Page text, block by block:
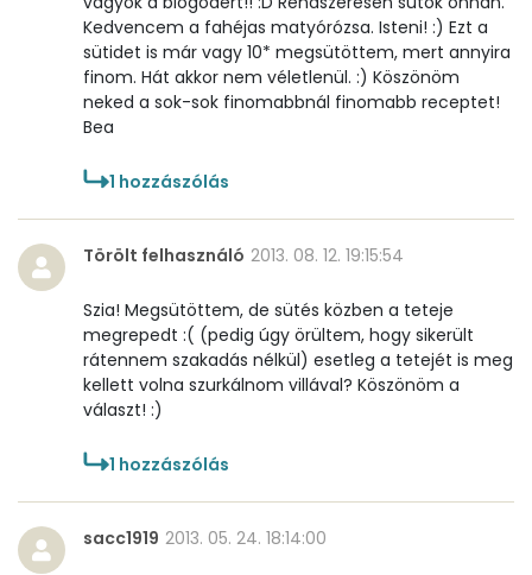
Kedvencem a fahéjas matyórózsa. Isteni! :) Ezt a
sütidet is már vagy 10* megsütöttem, mert annyira
finom. Hát akkor nem véletlenül. :) Köszönöm
neked a sok-sok finomabbnál finomabb receptet!
Bea
1 hozzászólás
Törölt felhasználó 2013. 08. 12. 19:15:54
Szia! Megsütöttem, de sütés közben a teteje
megrepedt :( (pedig úgy örültem, hogy sikerült
rátennem szakadás nélkül) esetleg a tetejét is meg
kellett volna szurkálnom villával? Köszönöm a
választ! :)
1 hozzászólás
sacc1919 2013. 05. 24. 18:14:00